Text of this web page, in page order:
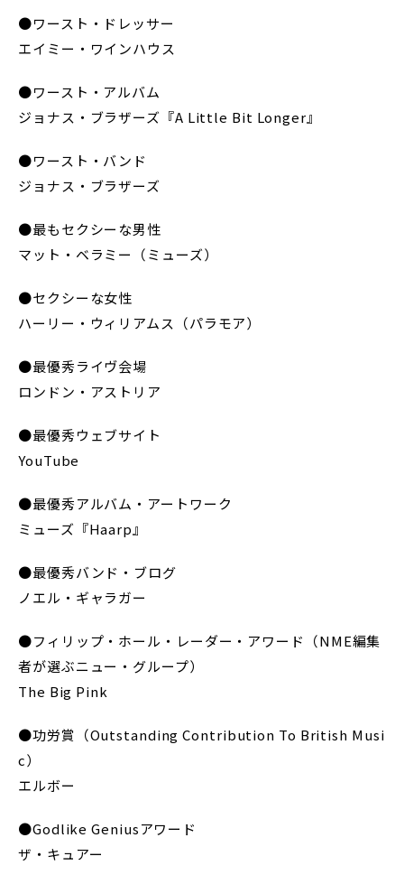
●ワースト・ドレッサー
エイミー・ワインハウス
●ワースト・アルバム
ジョナス・ブラザーズ『A Little Bit Longer』
●ワースト・バンド
ジョナス・ブラザーズ
●最もセクシーな男性
マット・ベラミー（ミューズ）
●セクシーな女性
ハーリー・ウィリアムス（パラモア）
●最優秀ライヴ会場
ロンドン・アストリア
●最優秀ウェブサイト
YouTube
●最優秀アルバム・アートワーク
ミューズ『Haarp』
●最優秀バンド・ブログ
ノエル・ギャラガー
●フィリップ・ホール・レーダー・アワード（NME編集
者が選ぶニュー・グループ）
The Big Pink
●功労賞（Outstanding Contribution To British Musi
c）
エルボー
●Godlike Geniusアワード
ザ・キュアー